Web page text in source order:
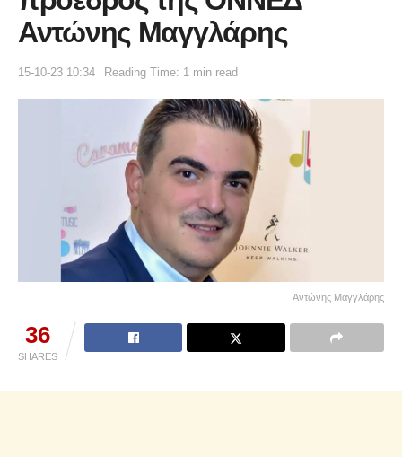
Αντώνης Μαγγλάρης
15-10-23 10:34 Reading Time: 1 min read
Αντώνης Μαγγλάρης
36
SHARES